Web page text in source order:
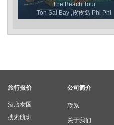
The Beach Tour
Ton Sai Bay ,皮皮岛 Phi Phi
旅行报价
酒店泰国
搜索航班
公司简介
联系
关于我们